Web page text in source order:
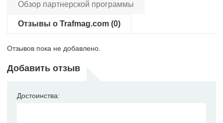
Обзор партнерской программы
Отзывы о Trafmag.com (0)
Отзывов пока не добавлено.
Добавить отзыв
Достоинства: